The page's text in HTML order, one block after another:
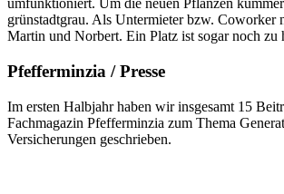
umfunktioniert. Um die neuen Pflanzen
grünstadtgrau. Als Untermieter bzw. Coworker
Martin und Norbert. Ein Platz ist sogar noch zu
Pfefferminzia / Presse
Im ersten Halbjahr haben wir insgesamt 15
Fachmagazin Pfefferminzia zum Thema
Versicherungen geschrieben.